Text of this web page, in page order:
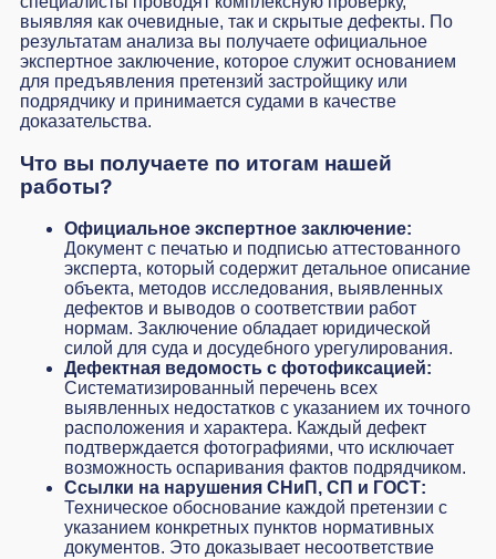
выявляя как очевидные, так и скрытые дефекты. По
результатам анализа вы получаете официальное
экспертное заключение, которое служит основанием
для предъявления претензий застройщику или
подрядчику и принимается судами в качестве
доказательства.
Что вы получаете по итогам нашей
работы?
Официальное экспертное заключение:
Документ с печатью и подписью аттестованного
эксперта, который содержит детальное описание
объекта, методов исследования, выявленных
дефектов и выводов о соответствии работ
нормам. Заключение обладает юридической
силой для суда и досудебного урегулирования.
Дефектная ведомость с фотофиксацией:
Систематизированный перечень всех
выявленных недостатков с указанием их точного
расположения и характера. Каждый дефект
подтверждается фотографиями, что исключает
возможность оспаривания фактов подрядчиком.
Ссылки на нарушения СНиП, СП и ГОСТ:
Техническое обоснование каждой претензии с
указанием конкретных пунктов нормативных
документов. Это доказывает несоответствие